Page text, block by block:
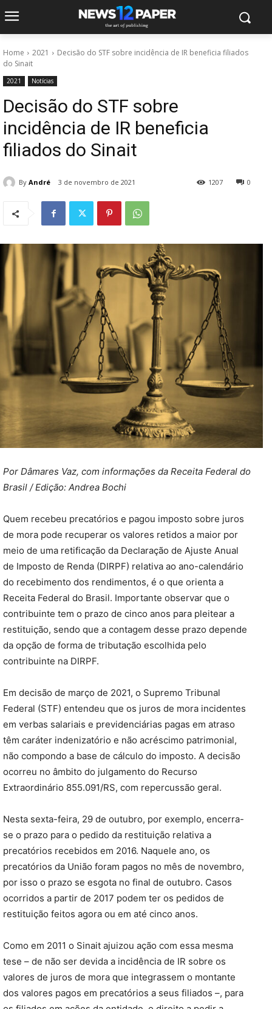
Home 2021
Decisão do STF sobre incidência de IR beneficia filiados
do Sinait
2021 Notícias
Decisão do STF sobre
incidência de IR beneficia
filiados do Sinait
By André 3 de novembro de 2021 0
1207
Por Dâmares Vaz, com informações da Receita Federal do
Brasil /Edição: Andrea Bochi
Quem recebeu precatórios e pagou imposto sobre juros
de mora pode recuperar os valores retidos a maior por
meio de uma retificação da Declaração de Ajuste Anual
de Imposto de Renda (DIRPF) relativa ao ano-calendário
do recebimento dos rendimentos, é o que orienta a
Receita Federal do Brasil. Importante observar que o
contribuinte tem o prazo de cinco anos para pleitear a
restituição, sendo que a contagem desse prazo depende
da opção de forma de tributação escolhida pelo
contribuinte na DIRPF.
Em decisão de março de 2021, o Supremo Tribunal
Federal (STF) entendeu que os juros de mora incidentes
em verbas salariais e previdenciárias pagas em atraso
têm caráter indenizatório e não acréscimo patrimonial,
não compondo a base de cálculo do imposto. A decisão
ocorreu no âmbito do julgamento do Recurso
Extraordinário 855.091/RS, com repercussão geral.
Nesta sexta-feira, 29 de outubro, por exemplo, encerra-
se o prazo para o pedido da restituição relativa a
precatórios recebidos em 2016. Naquele ano, os
precatórios da União foram pagos no mês de novembro,
por isso o prazo se esgota no final de outubro. Casos
ocorridos a partir de 2017 podem ter os pedidos de
restituição feitos agora ou em até cinco anos.
Como em 2011 o Sinait ajuizou ação com essa mesma
tese – de não ser devida a incidência de IR sobre os
valores de juros de mora que integrassem o montante
dos valores pagos em precatórios a seus filiados –, para